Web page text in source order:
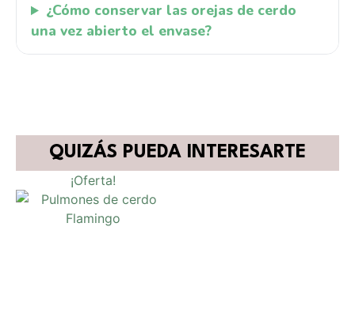
¿Cómo conservar las orejas de cerdo
una vez abierto el envase?
QUIZÁS PUEDA INTERESARTE
¡Oferta!